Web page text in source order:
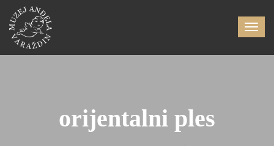
orijentalni ples